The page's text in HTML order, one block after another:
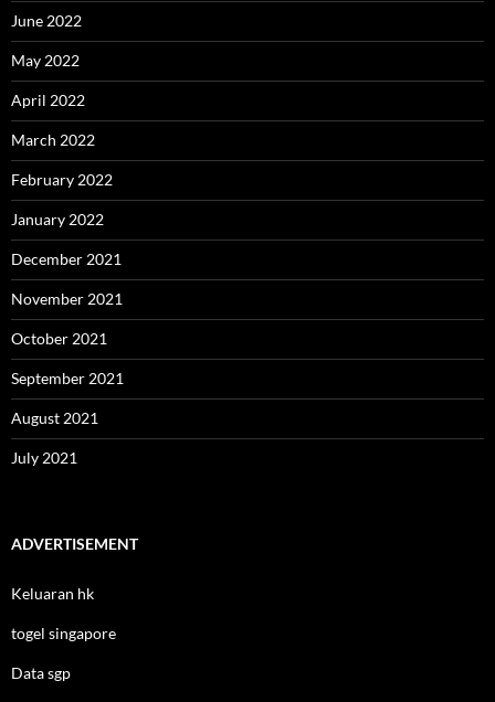
June 2022
May 2022
April 2022
March 2022
February 2022
January 2022
December 2021
November 2021
October 2021
September 2021
August 2021
July 2021
ADVERTISEMENT
Keluaran hk
togel singapore
Data sgp